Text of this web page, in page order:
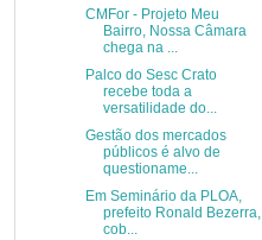
CMFor - Projeto Meu
Bairro, Nossa Câmara
chega na ...
Palco do Sesc Crato
recebe toda a
versatilidade do...
Gestão dos mercados
públicos é alvo de
questioname...
Em Seminário da PLOA,
prefeito Ronald Bezerra,
cob...